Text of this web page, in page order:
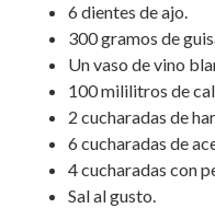
6 dientes de ajo.
300 gramos de
Un vaso de vino
100 mililitros de
2 cucharadas de
6 cucharadas de
4 cucharadas con
Sal al gusto.